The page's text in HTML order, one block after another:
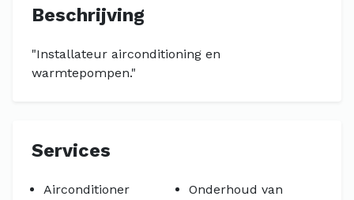
Beschrijving
"Installateur airconditioning en
warmtepompen."
Services
Airconditioner
Onderhoud van